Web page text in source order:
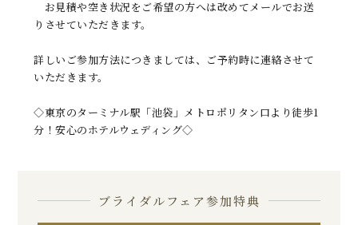
お見積や空き状況をご希望の方へは改めてメールでお送
りさせていただきます。
詳しいご参加方法につきましては、ご予約時に連絡させて
いただきます。
◇東京のターミナル駅「池袋」メトロポリタン口より徒歩1
分！安心のホテルウェディング◇
ブライダルフェア参加特典